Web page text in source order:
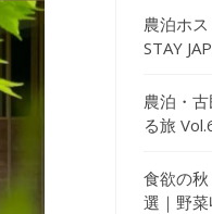
農泊ホ
STAY
農泊・
る旅
食欲の
選｜野